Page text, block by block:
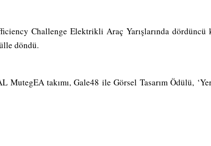
Challenge Elektrikli Araç Yarışlarında
döndü.
MutegEA takımı, Gale48 ile Görsel Tasarım Ödülü,